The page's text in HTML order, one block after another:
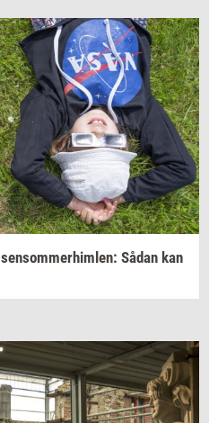
sen­som­mer­him­len: Sådan kan